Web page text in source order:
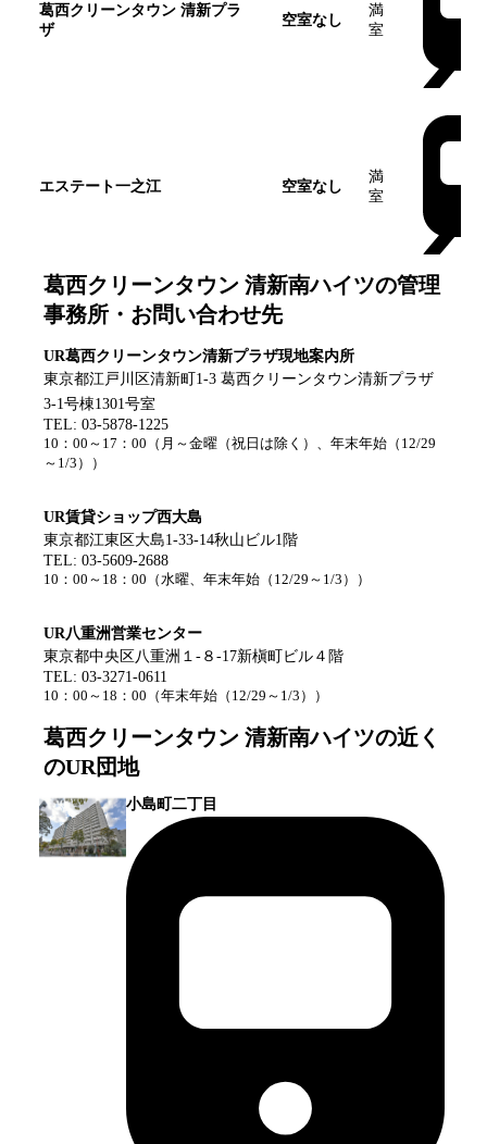
葛西クリーンタウン 清新プラ
ザ
空室なし
満
室
エステート一之江 空室なし
満
室
葛西クリーンタウン 清新南ハイツの管理
事務所・お問い合わせ先
UR葛西クリーンタウン清新プラザ現地案内所
東京都江戸川区清新町1-3 葛西クリーンタウン清新プラザ
3-1号棟1301号室
TEL: 03-5878-1225
10：00～17：00 （ 月～金曜（祝日は除く）、年末年始（12/29
～1/3）
）
UR賃貸ショップ西大島
東京都江東区大島1-33-14秋山ビル1階
TEL: 03-5609-2688
10：00～18：00 （水曜、年末年始（12/29～1/3） ）
UR八重洲営業センター
東京都中央区八重洲１-８-17新槇町ビル４階
TEL: 03-3271-0611
10：00～18：00 （年末年始（12/29～1/3） ）
葛西クリーンタウン 清新南ハイツの近く
のUR団地
小島町二丁目